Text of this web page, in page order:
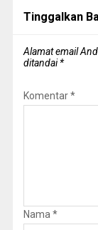
Tinggalkan
Alamat email
ditandai*
Komentar*
Nama*